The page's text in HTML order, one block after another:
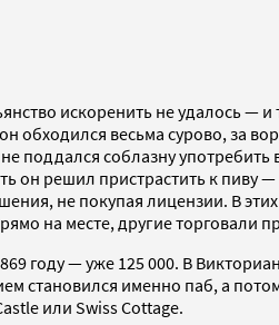
искоренить не удалось —
обходился весьма сурово, за
поддался соблазну
решил пристрастить к пиву
не покупая лицензии. В
на месте, другие торговали
году — уже 125 000. В
именно паб, а
или Swiss Cottage.